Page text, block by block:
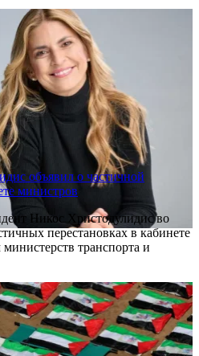
объявил о частичной
министров
Никос Христодулидис во
перестановках в кабинете
транспорта и